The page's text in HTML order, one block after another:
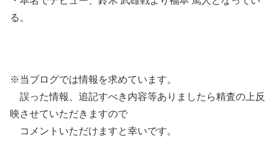
る。
※当ブログでは情報を求めています。
誤った情報、追記すべき内容等ありましたら精査の上反
映させていただきますので
コメントいただけますと幸いです。